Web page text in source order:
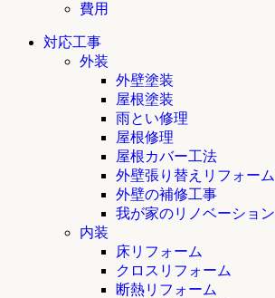
費用
対応工事
外装
外壁塗装
屋根塗装
雨とい修理
屋根修理
屋根カバー工法
外壁張り替えリフォーム
外壁の補修工事
我が家のリノベーション
内装
床リフォーム
クロスリフォーム
断熱リフォーム